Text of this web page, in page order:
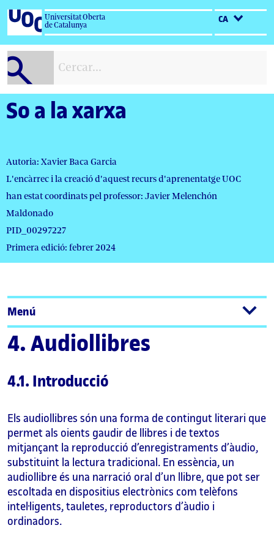
Salta
contingut
Universitat Oberta
de Catalunya
CA
So a la xarxa
Autoria: Xavier Baca Garcia
L'encàrrec i la creació d'aquest recurs d'aprenentatge UOC
han estat coordinats pel professor: Javier Melenchón
Maldonado
PID_00297227
Primera edició: febrer 2024
Menú
4. Audiollibres
4.1. Introducció
Els audiollibres són una forma de contingut literari que
permet als oients gaudir de llibres i de textos
mitjançant la reproducció d’enregistraments d’àudio,
substituint la lectura tradicional. En essència, un
audiollibre és una narració oral d’un llibre, que pot ser
escoltada en dispositius electrònics com telèfons
intel·ligents, tauletes, reproductors d’àudio i
ordinadors.